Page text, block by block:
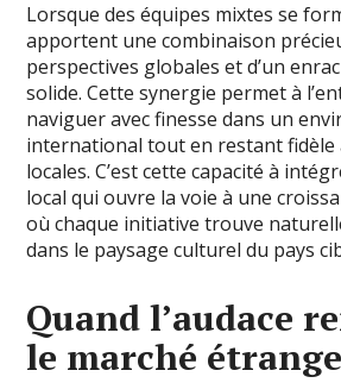
Lorsque des équipes mixtes se
apportent une combinaison
perspectives globales et d’un
solide. Cette synergie permet à
naviguer avec finesse dans un
international tout en restant fidèle
locales. C’est cette capacité à
local qui ouvre la voie à une
où chaque initiative trouve
dans le paysage culturel du pays
Quand l’audace
le marché